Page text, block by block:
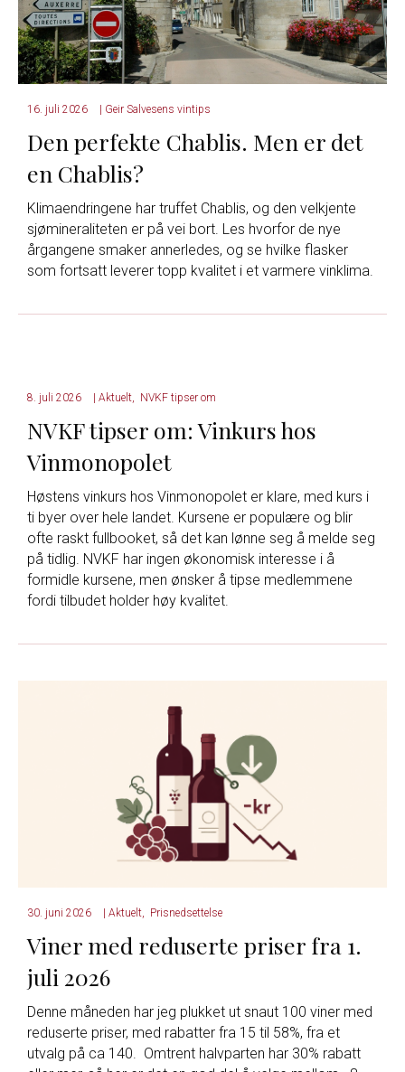
16. juli 2026 Geir Salvesens vintips
Den perfekte Chablis. Men er det
en Chablis?
Klimaendringene har truffet Chablis, og den velkjente
sjømineraliteten er på vei bort. Les hvorfor de nye
årgangene smaker annerledes, og se hvilke flasker
som fortsatt leverer topp kvalitet i et varmere vinklima.
8. juli 2026 | Aktuelt NVKF tipser om
NVKF tipser om: Vinkurs hos
Vinmonopolet
Høstens vinkurs hos Vinmonopolet er klare, med kurs i
ti byer over hele landet. Kursene er populære og blir
ofte raskt fullbooket, så det kan lønne seg å melde seg
på tidlig. NVKF har ingen økonomisk interesse i å
formidle kursene, men ønsker å tipse medlemmene
fordi tilbudet holder høy kvalitet.
30. juni 2026 Aktuelt, Prisnedsettelse
Viner med reduserte priser fra 1.
juli 2026
Denne måneden har jeg plukket ut snaut 100 viner med
reduserte priser, med rabatter fra 15 til 58%, fra et
utvalg på ca 140. Omtrent halvparten har 30% rabatt